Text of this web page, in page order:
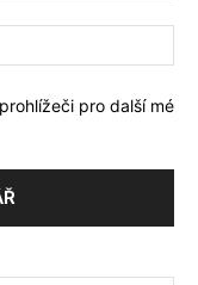
pro další mé